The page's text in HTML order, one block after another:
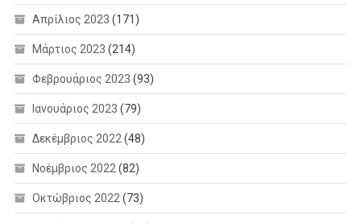
Απρίλιος 2023 (171)
Μάρτιος 2023 (214)
Φεβρουάριος 2023 (93)
Ιανουάριος 2023 (79)
Δεκέμβριος 2022 (48)
Νοέμβριος 2022 (82)
Οκτώβριος 2022 (73)